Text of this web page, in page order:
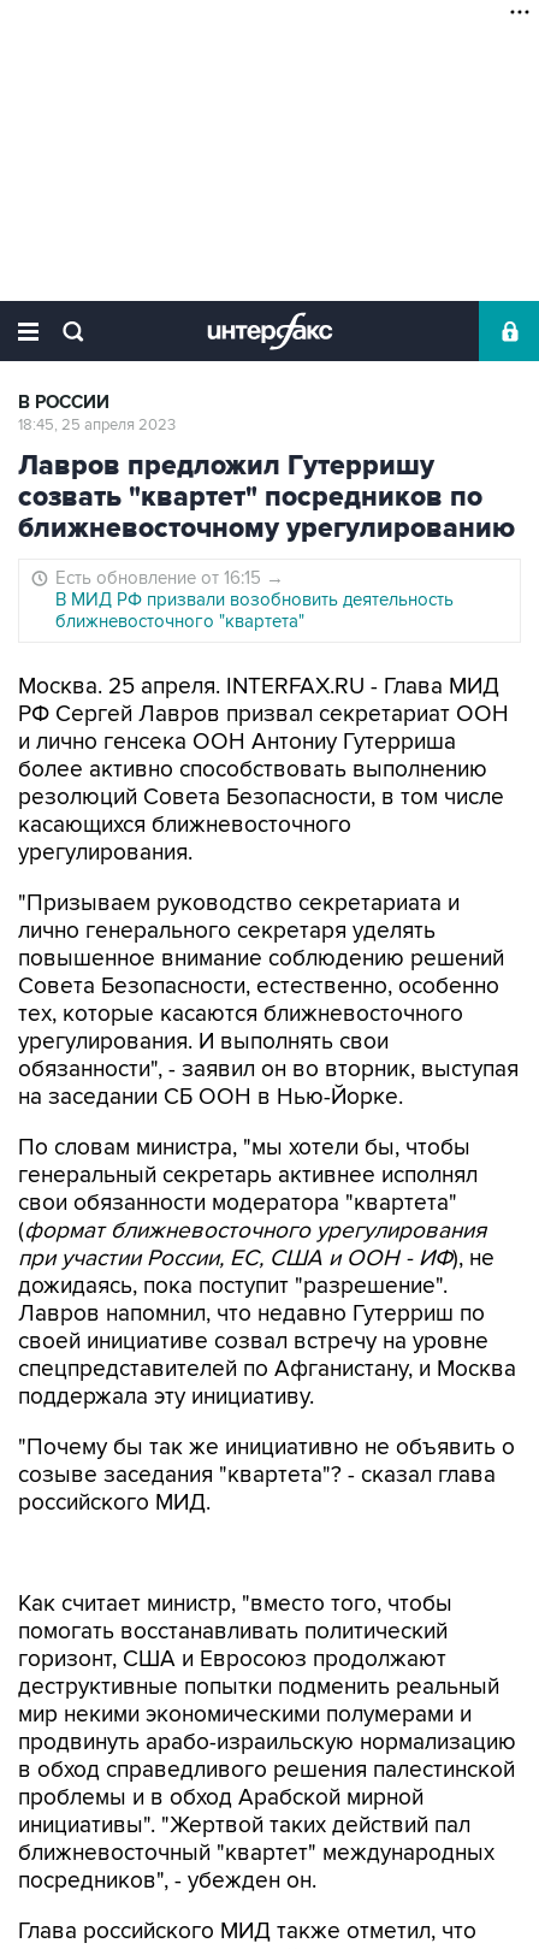
В РОССИИ
18:45, 25 апреля 2023
Лавров предложил Гутерришу
созвать "квартет" посредников по
ближневосточному урегулированию
Есть обновление от 16:15 →
В МИД РФ призвали возобновить деятельность
ближневосточного "квартета"
Москва. 25 апреля. INTERFAX.RU - Глава МИД
РФ Сергей Лавров призвал секретариат ООН
и лично генсека ООН Антониу Гутерриша
более активно способствовать выполнению
резолюций Совета Безопасности, в том числе
касающихся ближневосточного
урегулирования.
"Призываем руководство секретариата и
лично генерального секретаря уделять
повышенное внимание соблюдению решений
Совета Безопасности, естественно, особенно
тех, которые касаются ближневосточного
урегулирования. И выполнять свои
обязанности", - заявил он во вторник, выступая
на заседании СБ ООН в Нью-Йорке.
По словам министра, "мы хотели бы, чтобы
генеральный секретарь активнее исполнял
свои обязанности модератора "квартета"
(формат ближневосточного урегулирования
при участии России, ЕС, США и ООН - ИФ), не
дожидаясь, пока поступит "разрешение".
Лавров напомнил, что недавно Гутерриш по
своей инициативе созвал встречу на уровне
спецпредставителей по Афганистану, и Москва
поддержала эту инициативу.
"Почему бы так же инициативно не объявить о
созыве заседания "квартета"? - сказал глава
российского МИД.
горизонт, США и Евросоюз продолжают
деструктивные попытки подменить реальный
мир некими экономическими полумерами и
продвинуть арабо-израильскую нормализацию
в обход справедливого решения палестинской
проблемы и в обход Арабской мирной
инициативы". "Жертвой таких действий пал
ближневосточный "квартет" международных
посредников", - убежден он.
Глава российского МИД также отметил, что
нарушением Устава Организации. "Среди таких